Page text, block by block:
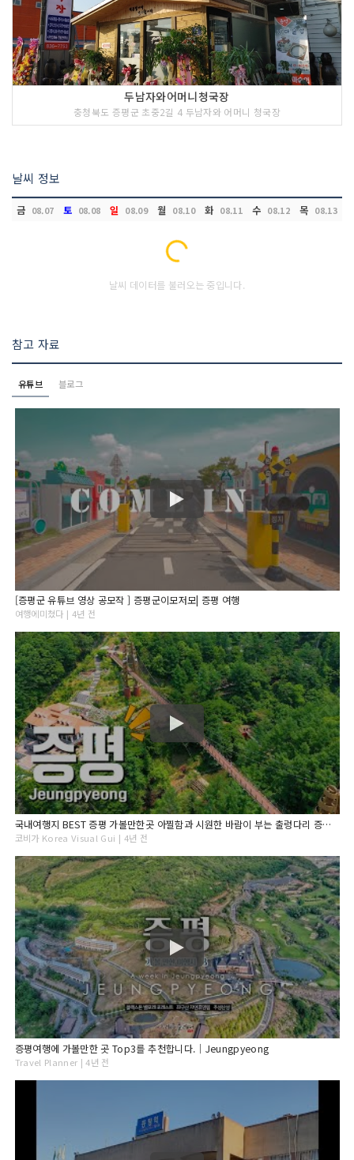
두남자와어머니청국장
충청북도 증평군 초중2길 4 두남자와 어머니 청국장
날씨 정보
금 08.07 토 08.08 일 08.09 월 08.10 화 08.11 수 08.12 목 08.13
Loading...
날씨 데이터를 불러오는 중입니다.
참고 자료
유튜브 블로그
[증평군 유튜브 영상 공모작 ] 증평군이모저모| 증평 여행
여행에미쳤다 | 4년 전
국내여행지 BEST 증평 가볼만한곳 아찔함과 시원한 바람이 부는 출렁다리 증평여행(증평군 유튜브 영상 공모작)
코비가 Korea Visual Gui | 4년 전
증평여행에 가볼만한 곳 Top3를 추천합니다.｜Jeungpyeong
Travel Planner | 4년 전